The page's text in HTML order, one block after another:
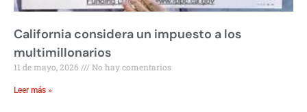
California considera un impuesto a los
multimillonarios
11 de mayo, 2026 No hay comentarios
Leer más »